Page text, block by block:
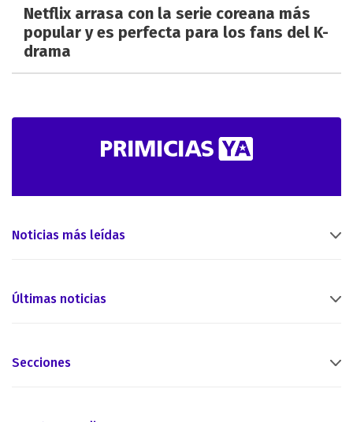
Netflix arrasa con la serie coreana más
popular y es perfecta para los fans del K-
drama
Noticias más leídas
Últimas noticias
Secciones